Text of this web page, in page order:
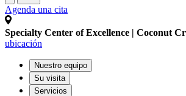
Agenda una cita
Specialty Center of Excellence | Coconut
ubicación
Nuestro equipo
Su visita
Servicios